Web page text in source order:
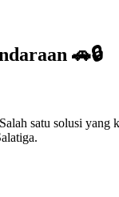
🚗🔒
satu solusi yang